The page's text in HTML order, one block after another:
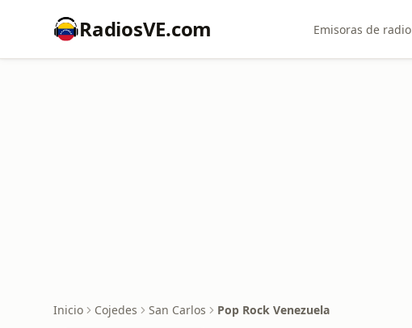
RadiosVE.com Emisoras de radio
Inicio Cojedes San Carlos Pop Rock Venezuela